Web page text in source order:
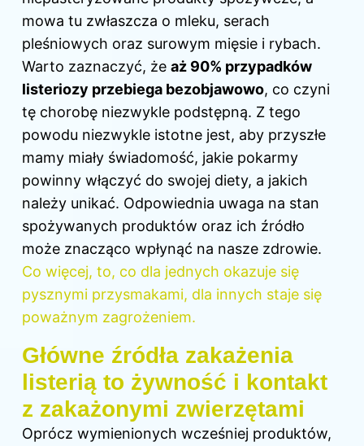
mowa tu zwłaszcza o mleku, serach
pleśniowych oraz surowym mięsie i rybach.
Warto zaznaczyć, że aż 90% przypadków
listeriozy przebiega bezobjawowo, co czyni
tę chorobę niezwykle podstępną. Z tego
powodu niezwykle istotne jest, aby przyszłe
mamy miały świadomość, jakie pokarmy
powinny włączyć do swojej diety, a jakich
należy unikać. Odpowiednia uwaga na stan
spożywanych produktów oraz ich źródło
może znacząco wpłynąć na nasze zdrowie.
Co więcej, to, co dla jednych okazuje się
pysznymi przysmakami, dla innych staje się
poważnym zagrożeniem.
Główne źródła zakażenia
listerią to żywność i kontakt
z zakażonymi zwierzętami
Oprócz wymienionych wcześniej produktów,